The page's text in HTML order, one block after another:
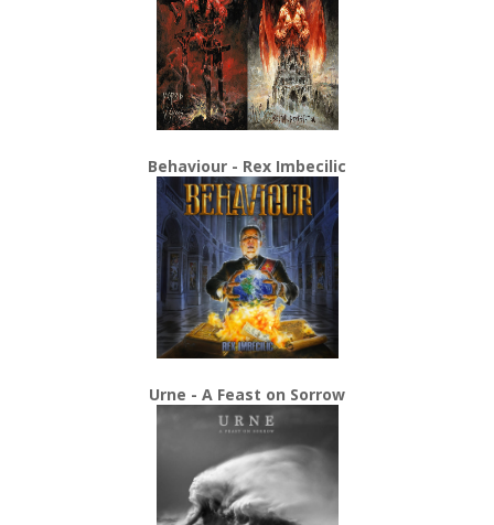
Behaviour - Rex Imbecilic
Urne - A Feast on Sorrow